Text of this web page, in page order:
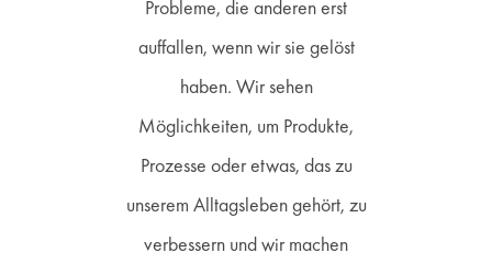
Probleme, die anderen erst
auffallen, wenn wir sie gelöst
haben. Wir sehen
Möglichkeiten, um Produkte,
Prozesse oder etwas, das zu
unserem Alltagsleben gehört, zu
verbessern und wir machen